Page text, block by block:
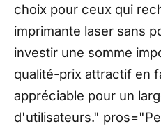
choix pour ceux qui
imprimante laser sans
investir une somme
qualité-prix attractif en
appréciable pour un
d'utilisateurs."